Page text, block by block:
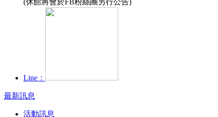
Line：
最新訊息
活動訊息